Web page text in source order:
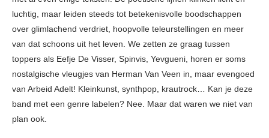
luchtig, maar leiden steeds tot betekenisvolle boodschappen
over glimlachend verdriet, hoopvolle teleurstellingen en meer
van dat schoons uit het leven. We zetten ze graag tussen
toppers als Eefje De Visser, Spinvis, Yevgueni, horen er soms
nostalgische vleugjes van Herman Van Veen in, maar evengoed
van Arbeid Adelt! Kleinkunst, synthpop, krautrock… Kan je deze
band met een genre labelen? Nee. Maar dat waren we niet van
plan ook.